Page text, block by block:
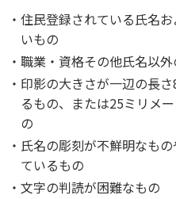
住民登録されている氏名
いもの
職業・資格その他氏名以
印影の大きさが一辺の長
るもの、または25ミリメ
の
氏名の彫刻が不鮮明なも
ているもの
文字の判読が困難なもの